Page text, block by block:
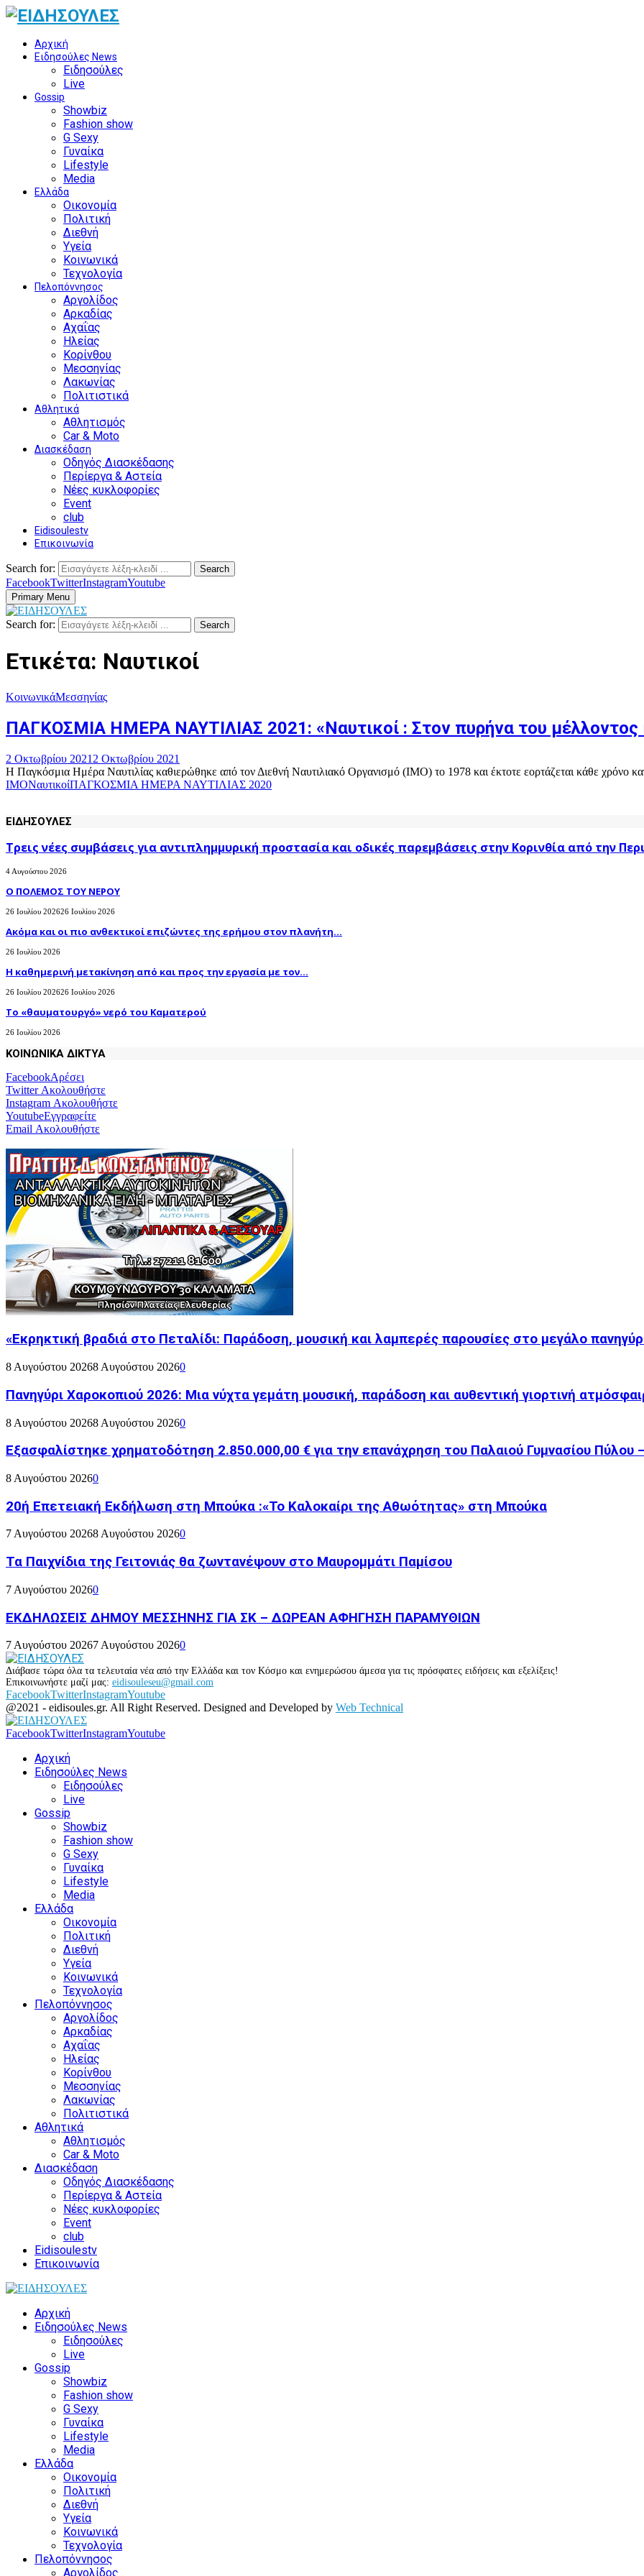
Αρχική
Ειδησούλες News
Ειδησούλες
Live
Gossip
Showbiz
Fashion show
G Sexy
Γυναίκα
Lifestyle
Media
Ελλάδα
Οικονομία
Πολιτική
Διεθνή
Υγεία
Κοινωνικά
Τεχνολογία
Πελοπόννησος
Αργολίδος
Αρκαδίας
Αχαΐας
Ηλείας
Κορίνθου
Μεσσηνίας
Λακωνίας
Πολιτιστικά
Αθλητικά
Αθλητισμός
Car & Moto
Διασκέδαση
Οδηγός Διασκέδασης
Περίεργα & Αστεία
Νέες κυκλοφορίες
Event
club
Eidisoulestv
Επικοινωνία
Search for: Search
FacebookTwitterInstagramYoutube
Primary Menu
Search for: Search
Ετικέτα: Ναυτικοί
ΚοινωνικάΜεσσηνίας
ΠΑΓΚΟΣΜΙΑ ΗΜΕΡΑ ΝΑΥΤΙΛΙΑΣ 2021: «Ναυτικοί : Στον πυρήνα του μέλλοντος
2 Οκτωβρίου 2021 2 Οκτωβρίου 2021
Η Παγκόσμια Ημέρα Ναυτιλίας καθιερώθηκε από τον Διεθνή Ναυτιλιακό Οργανισμό (ΙΜΟ) το 1978 και έκτοτε εορτάζεται κάθε χρόνο
ΙΜΟΝαυτικοίΠΑΓΚΟΣΜΙΑ ΗΜΕΡΑ ΝΑΥΤΙΛΙΑΣ 2020
ΕΙΔΗΣΟΥΛΕΣ
Τρεις νέες συμβάσεις για αντιπλημμυρική προστασία και οδικές παρεμβάσεις στην Κορινθία από την
4 Αυγούστου 2026
Ο ΠΟΛΕΜΟΣ ΤΟΥ ΝΕΡΟΥ
26 Ιουλίου 202626 Ιουλίου 2026
Ακόμα και οι πιο ανθεκτικοί επιζώντες της ερήμου στον πλανήτη...
26 Ιουλίου 2026
H καθημερινή μετακίνηση από και προς την εργασία με τον...
26 Ιουλίου 202626 Ιουλίου 2026
Το «θαυματουργό» νερό του Καματερού
26 Ιουλίου 2026
ΚΟΙΝΩΝΙΚΑ ΔΙΚΤΥΑ
FacebookΑρέσει
TwitterΑκολουθήστε
Instagram Ακολουθήστε
YoutubeΕγγραφείτε
Email Ακολουθήστε
«Εκρηκτική βραδιά στο Πεταλίδι: Παράδοση, μουσική και λαμπερές παρουσίες στο μεγάλο
8 Αυγούστου 20268 Αυγούστου 20260
Πανηγύρι Χαροκοπιού 2026: Μια νύχτα γεμάτη μουσική, παράδοση και αυθεντική γιορτινή
8 Αυγούστου 20268 Αυγούστου 20260
Εξασφαλίστηκε χρηματοδότηση 2.850.000,00 € για την επανάχρηση του Παλαιού Γυμνασίου Πύλου
8 Αυγούστου 20260
20ή Επετειακή Εκδήλωση στη Μπούκα :«Το Καλοκαίρι της Αθωότητας» στη Μπούκα
7 Αυγούστου 20268 Αυγούστου 20260
Τα Παιχνίδια της Γειτονιάς θα ζωντανέψουν στο Μαυρομμάτι Παμίσου
7 Αυγούστου 20260
ΕΚΔΗΛΩΣΕΙΣ ΔΗΜΟΥ ΜΕΣΣΗΝΗΣ ΓΙΑ ΣΚ – ΔΩΡΕΑΝ ΑΦΗΓΗΣΗ ΠΑΡΑΜΥΘΙΩΝ
7 Αυγούστου 20267 Αυγούστου 20260
Διάβασε τώρα όλα τα τελευταία νέα από την Ελλάδα και τον Κόσμο και ενημερώσου άμεσα για τις πρόσφατες ειδήσεις και εξελίξεις!
Επικοινωνήστε μαζί μας: eidisouleseu@gmail.com
FacebookTwitterInstagramYoutube
@2021 - eidisoules.gr. All Right Reserved. Designed and Developed by Web Technical
FacebookTwitterInstagramYoutube
Αρχική
Ειδησούλες News
Ειδησούλες
Live
Gossip
Showbiz
Fashion show
G Sexy
Γυναίκα
Lifestyle
Media
Ελλάδα
Οικονομία
Πολιτική
Διεθνή
Υγεία
Κοινωνικά
Τεχνολογία
Πελοπόννησος
Αργολίδος
Αρκαδίας
Αχαΐας
Ηλείας
Κορίνθου
Μεσσηνίας
Λακωνίας
Πολιτιστικά
Αθλητικά
Αθλητισμός
Car & Moto
Διασκέδαση
Οδηγός Διασκέδασης
Περίεργα & Αστεία
Νέες κυκλοφορίες
Event
club
Eidisoulestv
Επικοινωνία
Αρχική
Ειδησούλες News
Ειδησούλες
Live
Gossip
Showbiz
Fashion show
G Sexy
Γυναίκα
Lifestyle
Media
Ελλάδα
Οικονομία
Πολιτική
Διεθνή
Υγεία
Κοινωνικά
Τεχνολογία
Πελοπόννησος
Αργολίδος